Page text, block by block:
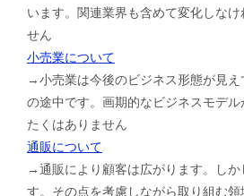
います。関連業界も含めて変化しな
せん
小売業について
→小売業は今後のビジネス形態が見
の途中です。画期的なビジネスモデ
たくはありません
通販について
→通販により顧客は広がります。しか
す。その点を考慮しながら取り組む領